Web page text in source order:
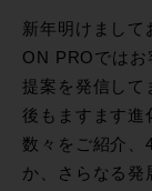
新年明けまして
ON PROではお
提案を発信して
後もますます進
数々をご紹介、
か、さらなる発